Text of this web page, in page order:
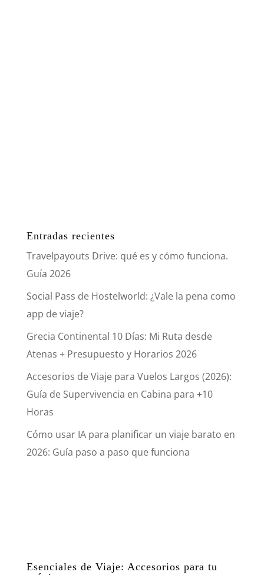
Entradas recientes
Travelpayouts Drive: qué es y cómo funciona.
Guía 2026
Social Pass de Hostelworld: ¿Vale la pena como
app de viaje?
Grecia Continental 10 Días: Mi Ruta desde
Atenas + Presupuesto y Horarios 2026
Accesorios de Viaje para Vuelos Largos (2026):
Guía de Supervivencia en Cabina para +10
Horas
Cómo usar IA para planificar un viaje barato en
2026: Guía paso a paso que funciona
Esenciales de Viaje: Accesorios para tu